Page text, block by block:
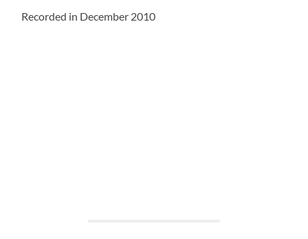
Recorded in December 2010